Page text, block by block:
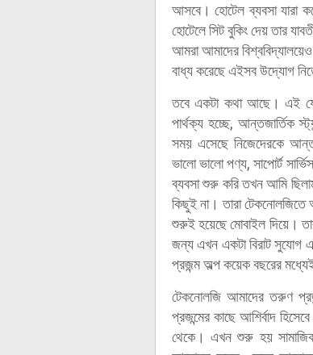
আসবে। হোটেল ব্যবসা যারা
হোটেলে সিট বুকিং দেয় তার
আমরা আমাদের
বাধ্য করেছে এইসব উদ্যোগ
তবে একটা কথা আছে। এই
পার্থক্য হচ্ছে, আন্তজার্তিক
সময় এসেছে নিজেদেরকে
ভালো ভালো পণ্য, সাপোর্ট
ব্যবসা শুরু করি তখন আমি
কিছুই না। তারা
শুরুই হয়েছে মোবাইল দিয়ে।
জন্য এখন একটা বিরাট সুযোগ
প্রজন্ম অল্প কয়েক বছরের
টেকনোলজি আমাদের তরুণ
প্রজন্মের কাছে আশির্বাদ
থেকে। এখন শুরু হয়